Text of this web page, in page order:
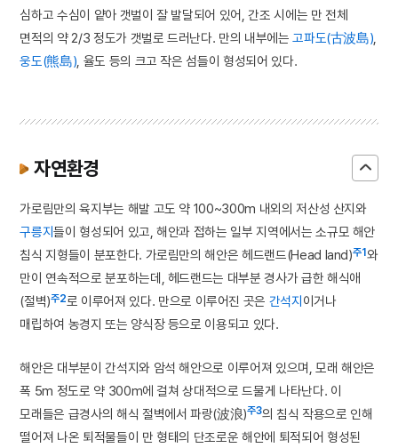
심하고 수심이 얕아 갯벌이 잘 발달되어 있어, 간조 시에는 만 전체
면적의 약 2/3 정도가 갯벌로 드러난다. 만의 내부에는고파도(古波島)
웅도(熊島) , 율도 등의 크고 작은 섬들이 형성되어 있다.
자연환경
가로림만의 육지부는 해발 고도 약 100~300m 내외의 저산성 산지와
구릉지들이 형성되어 있고, 해안과 접하는 일부 지역에서는 소규모 해안
침식 지형들이 분포한다. 가로림만의 해안은 헤드랜드(Head land)주1와
만이 연속적으로 분포하는데, 헤드랜드는 대부분 경사가 급한 해식애
(절벽)주2로 이루어져 있다. 만으로 이루어진 곳은 간석지 이거나
매립하여 농경지 또는 양식장 등으로 이용되고 있다.
해안은 대부분이 간석지와 암석 해안으로 이루어져 있으며, 모래 해안은
폭 5m 정도로 약 300m에 걸쳐 상대적으로 드물게 나타난다. 이
모래들은 급경사의 해식 절벽에서 파랑(波浪)주3의 침식 작용으로 인해
떨어져 나온 퇴적물들이 만 형태의 단조로운 해안에 퇴적되어 형성된